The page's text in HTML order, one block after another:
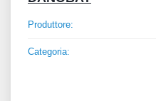
Produttore:
Categoria: